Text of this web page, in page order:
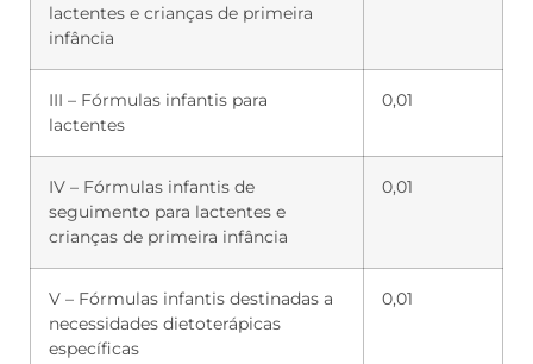
lactentes e crianças de primeira
infância
III – Fórmulas infantis para
lactentes
0,01
IV – Fórmulas infantis de
seguimento para lactentes e
crianças de primeira infância
0,01
V – Fórmulas infantis destinadas a
necessidades dietoterápicas
específicas
0,01